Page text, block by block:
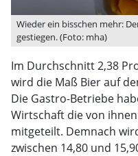
Wieder ein bisschen mehr:
gestiegen. (Foto: mha)
Im Durchschnitt 2,38
wird die Maß Bier auf
Die Gastro-Betriebe
Wirtschaft die von
mitgeteilt. Demnach
zwischen 14,80 und